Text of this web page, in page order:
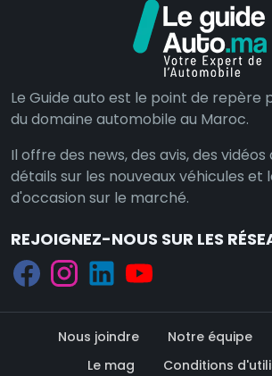
Le Guide auto est le point de repère
du domaine automobile au Maroc.
Il offre des news, des avis, des vidéos
détails sur les nouveaux véhicules et
d'occasion sur le marché.
REJOIGNEZ-NOUS SUR LES
Nous joindre Notre équipe
Le mag
Conditions